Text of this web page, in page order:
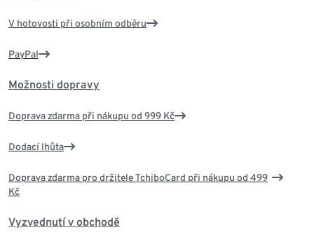
V hotovosti při osobním odběru
PayPal
Možnosti dopravy
Doprava zdarma při nákupu od 999 Kč
Dodací lhůta
Doprava zdarma pro držitele TchiboCard při nákupu od 499
Kč
Vyzvednutí v obchodě